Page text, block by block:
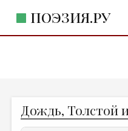
ПОЭЗИЯ.РУ
ЖАНРЫ
Дождь, Толстой